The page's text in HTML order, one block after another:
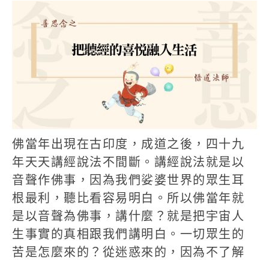
佛當年出現在古印度，成道之後，四十九
年天天講經說法不間斷。講經說法就是以
音聲作佛事，因為我們娑婆世界的眾生耳
根最利，聽比看容易明白。所以佛當年就
是以音聲為佛事，講什麼？就是把宇宙人
生事實的真相跟我們講明白。一切眾生的
苦是怎麼來的？從迷惑來的，因為不了解